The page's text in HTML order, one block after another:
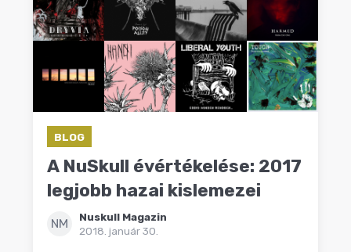
BLOG
A NuSkull évértékelése: 2017
legjobb hazai kislemezei
NM
Nuskull Magazin
2018. január 30.